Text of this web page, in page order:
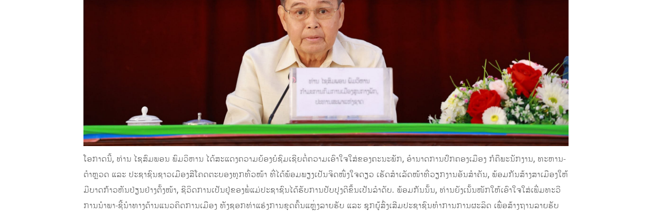
ໂອກາດນີ້, ທ່ານ ໄຊສົມພອນ ພົມວິຫານ ໄດ້ສະແດງຄວາມຍ້ອງຍໍຊົມເຊີຍຕໍ່ຄວາມເອົາໃຈໃສ່ຂອງຄະນະພັກ, ອໍານາດການປົກຄອງເມືອງ ກໍຄືພະນັກງານ, ທະຫານ-
ຕໍາຫຼວດ ແລະ ປະຊາຊົນຊາວເມືອງສີໂຄດຕະບອງທຸກທົ່ວໜ້າ ທີ່ໄດ້ພ້ອມພຽງເປັນຈິດໜຶ່ງໃຈດຽວ ເຮັດສໍາເລັດໜ້າທີ່ວຽກງານອັນສໍາຄັນ, ພ້ອມກັນສ້າງສາເມືອງໃຫ້
ມີບາດກ້າວຫັນປ່ຽນຢ່າງຕັ້ງໜ້າ, ຊີວິດການເປັນຢູ່ຂອງພໍ່ແມ່ປະຊາຊົນໄດ້ຮັບການປັບປຸງດີຂຶ້ນເປັນລຳດັບ. ພ້ອມກັນນັ້ນ, ທ່ານຍັງເນັ້ນໜັກໃຫ້ເອົາໃຈໃສ່ເພີ່ມທະວີ
ການນໍາພາ-ຊີ້ນໍາທາງດ້ານແນວຄິດການເມືອງ ທັງຊອກທ່າແຮ່ງການຂຸດຄົ້ນແຫຼ່ງລາຍຮັບ ແລະ ຊຸກຍູ້ສົ່ງເສີມປະຊາຊົນທຳການການຜະລິດ ເພື່ອສ້າງຖານລາຍຮັບ